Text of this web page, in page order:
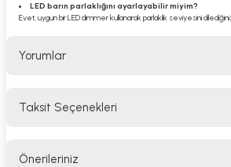
LED barın parlaklığını ayarlayabilir miyim?
Evet, uygun bir LED dimmer kullanarak parlaklık seviyesini
Yorumlar
Taksit Seçenekleri
Önerileriniz